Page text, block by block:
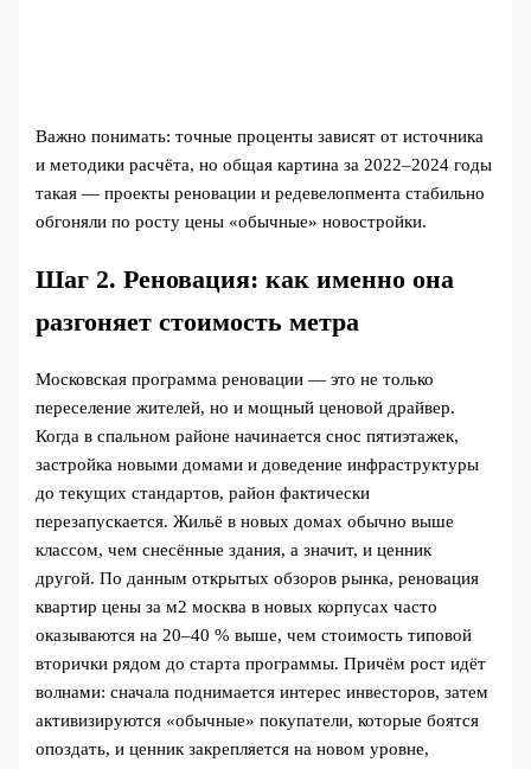
Важно понимать: точные проценты зависят от источника
и методики расчёта, но общая картина за 2022–2024 годы
такая — проекты реновации и редевелопмента стабильно
обгоняли по росту цены «обычные» новостройки.
Шаг 2. Реновация: как именно она
разгоняет стоимость метра
Московская программа реновации — это не только
переселение жителей, но и мощный ценовой драйвер.
Когда в спальном районе начинается снос пятиэтажек,
застройка новыми домами и доведение инфраструктуры
до текущих стандартов, район фактически
перезапускается. Жильё в новых домах обычно выше
классом, чем снесённые здания, а значит, и ценник
другой. По данным открытых обзоров рынка, реновация
квартир цены за м2 москва в новых корпусах часто
оказываются на 20–40 % выше, чем стоимость типовой
вторички рядом до старта программы. Причём рост идёт
волнами: сначала поднимается интерес инвесторов, затем
активизируются «обычные» покупатели, которые боятся
опоздать, и ценник закрепляется на новом уровне,